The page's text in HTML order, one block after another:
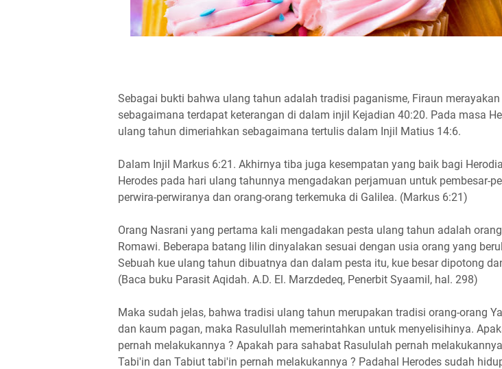
Sebagai bukti bahwa ulang tahun adalah tradisi paganisme, Firaun
sebagaimana terdapat keterangan di dalam injil Kejadian 40:20. Pada masa
ulang tahun dimeriahkan sebagaimana tertulis dalam Injil Matius 14:6.
Dalam Injil Markus 6:21. Akhirnya tiba juga kesempatan yang baik bagi
Herodes pada hari ulang tahunnya mengadakan perjamuan untuk pembesar-
perwira-perwiranya dan orang-orang terkemuka di Galilea. (Markus 6:21)
Orang Nasrani yang pertama kali mengadakan pesta ulang tahun adalah
Romawi. Beberapa batang lilin dinyalakan sesuai dengan usia orang yang
Sebuah kue ulang tahun dibuatnya dan dalam pesta itu, kue besar dipotong
(Baca buku Parasit Aqidah. A.D. El. Marzdedeq, Penerbit Syaamil, hal. 298)
Maka sudah jelas, bahwa tradisi ulang tahun merupakan tradisi orang-orang
dan kaum pagan, maka Rasulullah memerintahkan untuk menyelisihinya.
pernah melakukannya ? Apakah para sahabat Rasululah pernah
Tabi'in dan Tabiut tabi'in pernah melakukannya ? Padahal Herodes sudah